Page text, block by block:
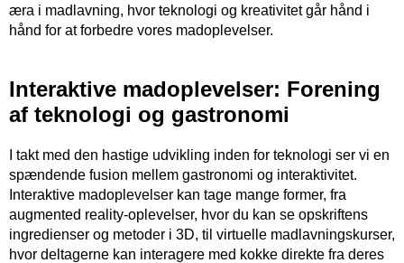
æra i madlavning, hvor teknologi og kreativitet går hånd i
hånd for at forbedre vores madoplevelser.
Interaktive madoplevelser: Forening
af teknologi og gastronomi
I takt med den hastige udvikling inden for teknologi ser vi en
spændende fusion mellem gastronomi og interaktivitet.
Interaktive madoplevelser kan tage mange former, fra
augmented reality-oplevelser, hvor du kan se opskriftens
ingredienser og metoder i 3D, til virtuelle madlavningskurser,
hvor deltagerne kan interagere med kokke direkte fra deres